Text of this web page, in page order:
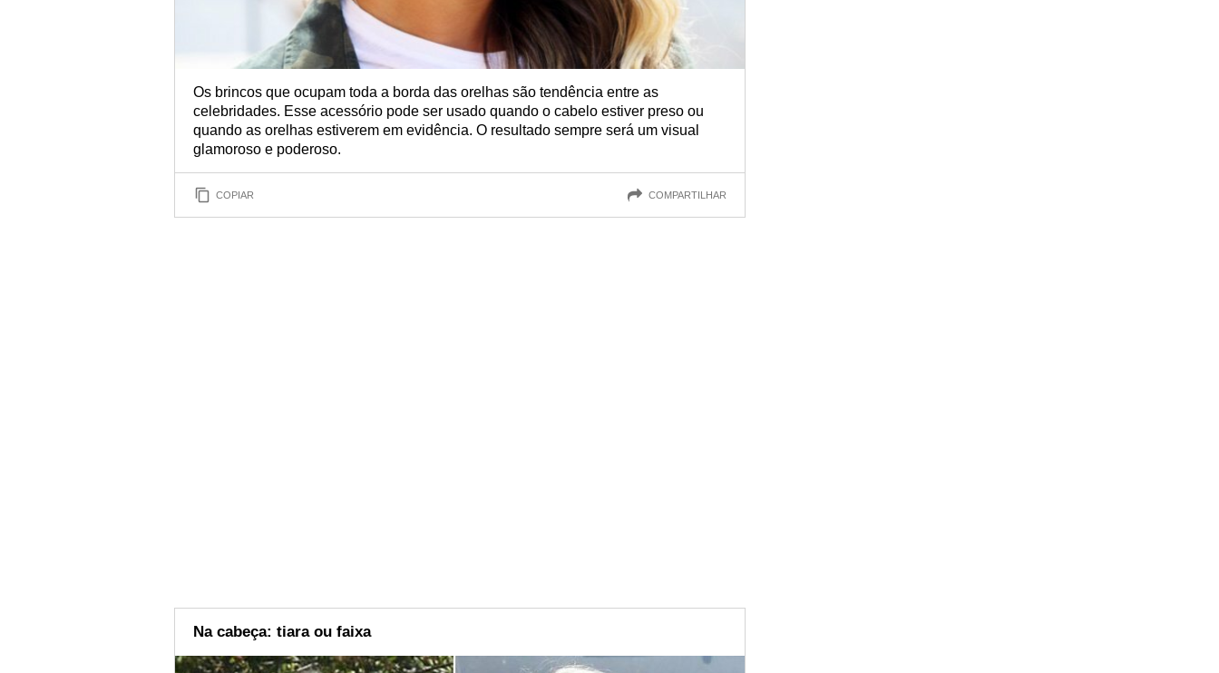
Os brincos que ocupam toda a borda das orelhas são tendência entre as
celebridades. Esse acessório pode ser usado quando o cabelo estiver preso ou
quando as orelhas estiverem em evidência. O resultado sempre será um visual
glamoroso e poderoso.
COPIAR COMPARTILHAR
Na cabeça: tiara ou faixa